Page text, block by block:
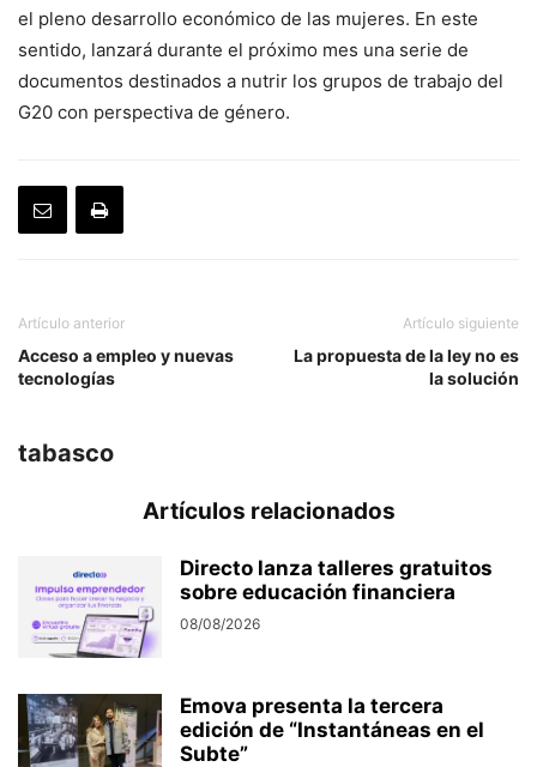
el pleno desarrollo económico de las mujeres. En este
sentido, lanzará durante el próximo mes una serie de
documentos destinados a nutrir los grupos de trabajo del
G20 con perspectiva de género.
Artículo anterior
Acceso a empleo y nuevas
tecnologías
Artículo siguiente
La propuesta de la ley no es
la solución
tabasco
Artículos relacionados
Directo lanza talleres gratuitos
sobre educación financiera
08/08/2026
Emova presenta la tercera
edición de “Instantáneas en el
Subte”